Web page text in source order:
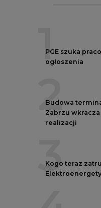
1
PGE szuka
ogłoszenia
2
Budowa
Zabrzu
realizacji
3
Kogo teraz